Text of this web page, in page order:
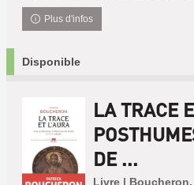
Plus d'infos
Disponible
LA TRACE
DE ...
Livre |